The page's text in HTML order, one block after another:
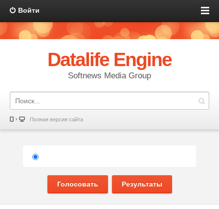
Войти
Datalife Engine
Softnews Media Group
Полная версия сайта
Голосовать Результаты